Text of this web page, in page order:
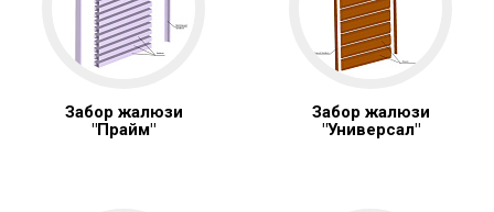
Забор жалюзи
"Прайм"
Забор жалюзи
"Универсал"